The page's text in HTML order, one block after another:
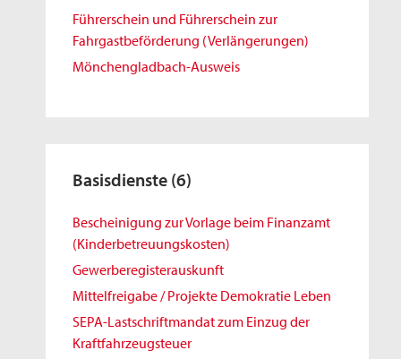
Führerschein und Führerschein zur
Fahrgastbeförderung (Verlängerungen)
Mönchengladbach-Ausweis
Basisdienste (6)
Bescheinigung zur Vorlage beim Finanzamt
(Kinderbetreuungskosten)
Gewerberegisterauskunft
Mittelfreigabe / Projekte Demokratie Leben
SEPA-Lastschriftmandat zum Einzug der
Kraftfahrzeugsteuer